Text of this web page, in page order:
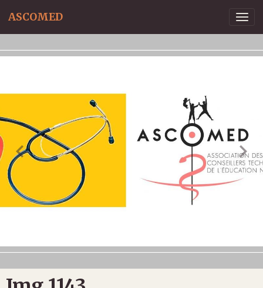
ASCOMED